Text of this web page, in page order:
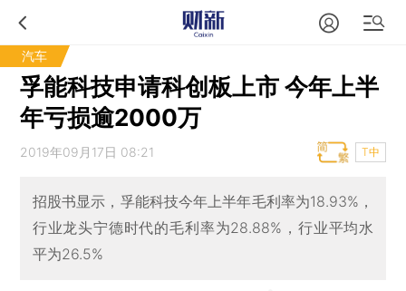
汽车
孚能科技申请科创板上市 今年上半
年亏损逾2000万
2019年09月17日 08:21 T中
招股书显示，孚能科技今年上半年毛利率为18.93%，
行业龙头宁德时代的毛利率为28.88%，行业平均水
平为26.5%